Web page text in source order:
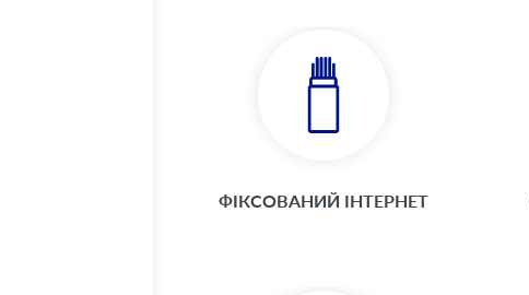
ФІКСОВАНИЙ ІНТЕРНЕТ